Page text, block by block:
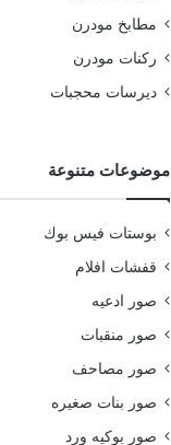
مطابخ مودرن
ركنات مودرن
ديرسات محجبات
موضوعات متنوعة
بوستات فيس بوك
قفشات افلام
صور ادعيه
صور منقبات
صور مصاحف
صور بنات صغيره
صور بوكيه ورد